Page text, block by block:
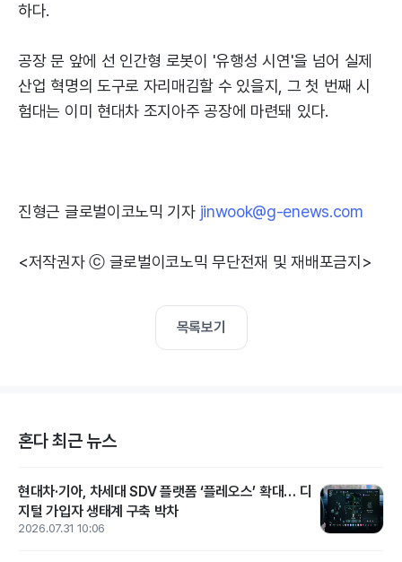
하다.
공장 문 앞에 선 인간형 로봇이 '유행성 시연'을 넘어 실제
산업 혁명의 도구로 자리매김할 수 있을지, 그 첫 번째 시
험대는 이미 현대차 조지아주 공장에 마련돼 있다.
진형근 글로벌이코노믹 기자 jinwook@g-enews.com
<저작권자 ⓒ 글로벌이코노믹 무단전재 및 재배포금지>
목록보기
혼다 최근 뉴스
현대차·기아, 차세대 SDV 플랫폼 ‘플레오스’ 확대… 디
지털 가입자 생태계 구축 박차
2026.07.31 10:06